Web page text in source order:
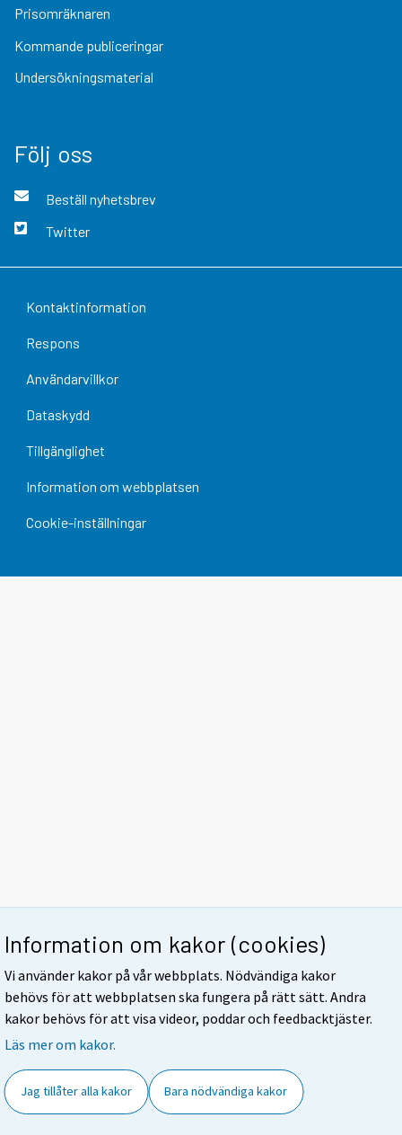
Information om kakor (cookies)
Vi använder kakor på vår webbplats. Nödvändiga kakor
behövs för att webbplatsen ska fungera på rätt sätt. Andra
kakor behövs för att visa videor, poddar och feedbacktjäster.
Läs mer om kakor.
Jag tillåter alla kakor Bara nödvändiga kakor
Prisomräknaren
Kommande publiceringar
Undersökningsmaterial
Följ oss
Beställ nyhetsbrev
Twitter
Kontaktinformation
Respons
Användarvillkor
Dataskydd
Tillgänglighet
Information om webbplatsen
Cookie-inställningar